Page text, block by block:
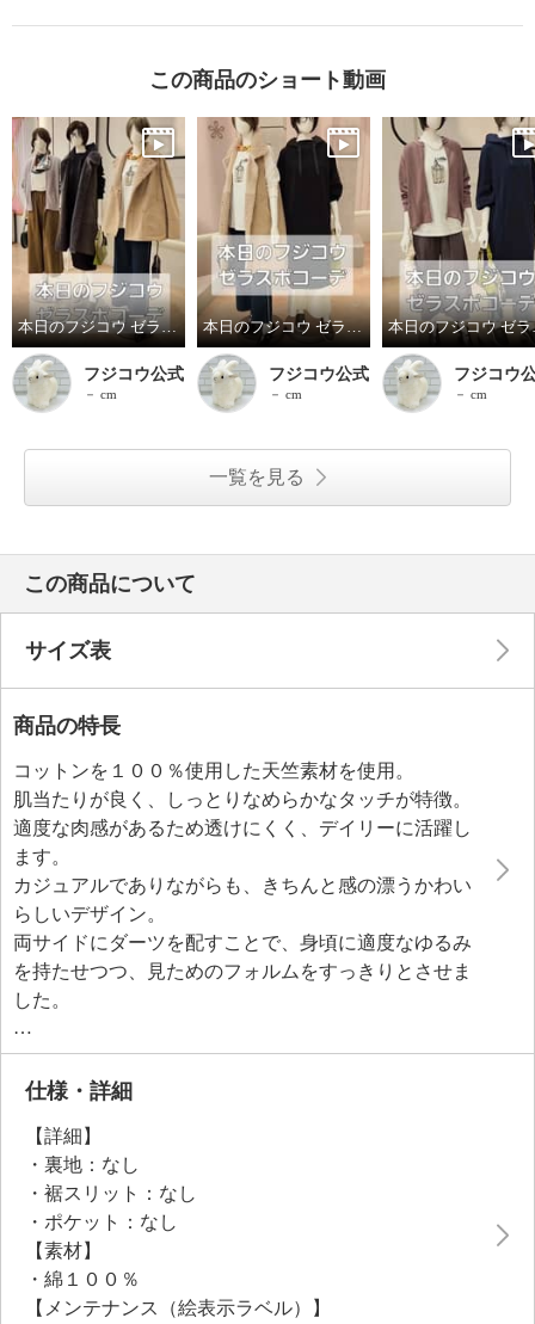
この商品のショート動画
本日のフジコウ ゼラスポコーデ
フジコウ公式
－ cm
本日のフジコウ ゼラスポコーデ
フジコウ公式
－ cm
本日
フジコウ
－ cm
一覧を見る
この商品について
サイズ表
商品の特長
コットンを１００％使用した天竺素材を使用。
肌当たりが良く、しっとりなめらかなタッチが特徴。
適度な肉感があるため透けにくく、デイリーに活躍し
ます。
カジュアルでありながらも、きちんと感の漂うかわい
らしいデザイン。
両サイドにダーツを配すことで、身頃に適度なゆるみ
を持たせつつ、見ためのフォルムをすっきりとさせま
した。
ぱっと目を惹く刺しゅうモティーフが視線を集め、気
になる部分をさりげなくカバーします。
着丈は長すぎず短すぎない長さにこだわっており、イ
お手持ちのさまざまなボトムスとも合わせやすく、着
こなしの幅がぐっと広がります。
仕様・詳細
【詳細】
・裏地：なし
・裾スリット：なし
・ポケット：なし
【素材】
・綿１００％
【メンテナンス（絵表示ラベル）】